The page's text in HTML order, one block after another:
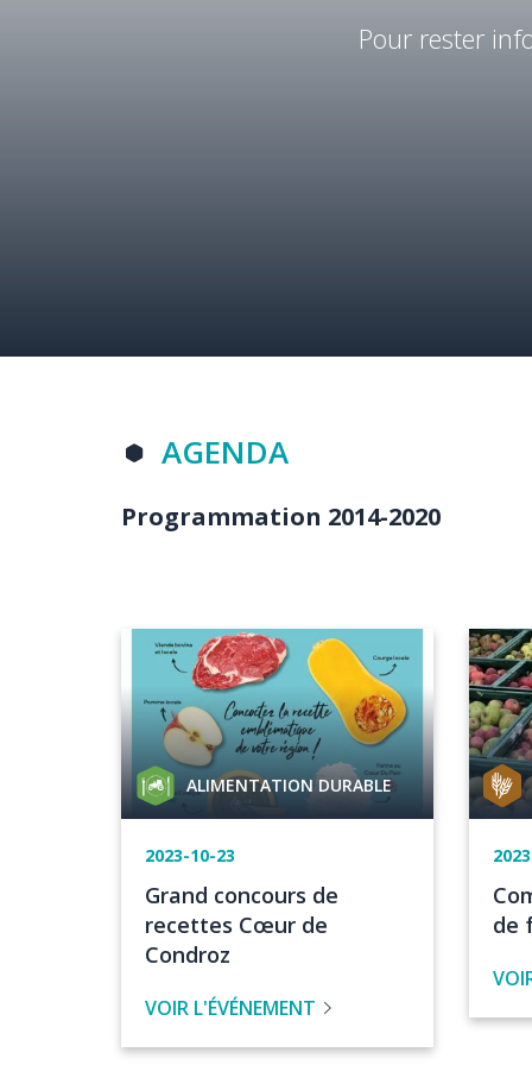
Pour rester
Titre
sectionAGENDA
Body
Programmation 2014-2020
Image
Catégorie
de
ALIMENTATION DURABLE
Date
de
l'événement
2023-10-23
Titre
de
l'évenement
Grand concours de
recettes Cœur de
Condroz
VOIR L'ÉVÉNEMENT
Image
de
de
de
de